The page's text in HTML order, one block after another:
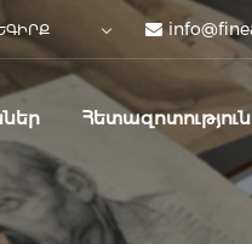
Հետազոտություն